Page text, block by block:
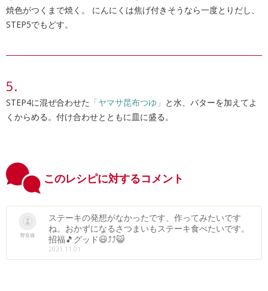
焼色がつくまで焼く。 にんにくは焦げ付きそうなら一度とりだし、
STEP5でもどす。
STEP4に混ぜ合わせた 「ヤマサ昆布つゆ」 と水、バターを加えてよ
くからめる。付け合わせとともに皿に盛る。
このレシピに対するコメント
野良猫
ステーキの発想がなかったです、作ってみたいです
ね。おかずになるさつまいもステーキ食べたいです。
招福🎵グッド😃⤴⤴😺
2021.11.01